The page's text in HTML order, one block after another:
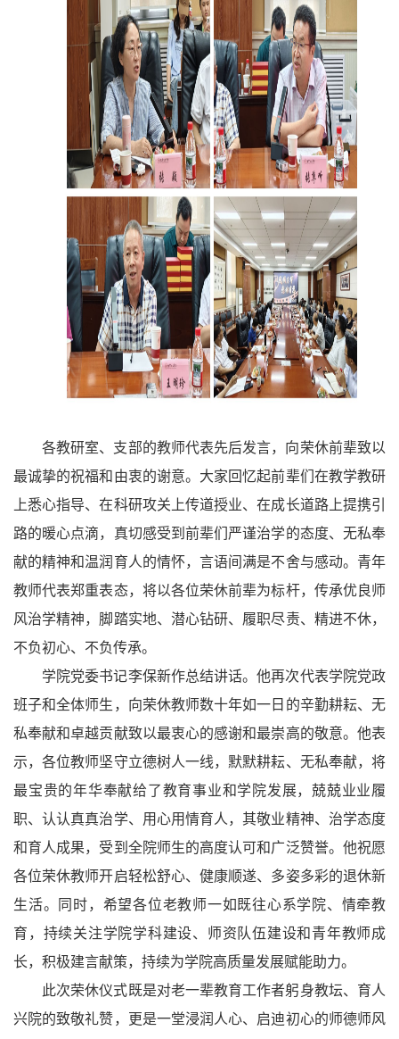
各教研室、支部的教师代表先后发言，向荣休前辈致以
最诚挚的祝福和由衷的谢意。大家回忆起前辈们在教学教研
上悉心指导、在科研攻关上传道授业、在成长道路上提携引
路的暖心点滴，真切感受到前辈们严谨治学的态度、无私奉
献的精神和温润育人的情怀，言语间满是不舍与感动。青年
教师代表郑重表态，将以各位荣休前辈为标杆，传承优良师
风治学精神，脚踏实地、潜心钻研、履职尽责、精进不休，
不负初心、不负传承。
学院党委书记李保新作总结讲话。他再次代表学院党政
班子和全体师生，向荣休教师数十年如一日的辛勤耕耘、无
私奉献和卓越贡献致以最衷心的感谢和最崇高的敬意。他表
示，各位教师坚守立德树人一线，默默耕耘、无私奉献，将
最宝贵的年华奉献给了教育事业和学院发展，兢兢业业履
职、认认真真治学、用心用情育人，其敬业精神、治学态度
和育人成果，受到全院师生的高度认可和广泛赞誉。他祝愿
各位荣休教师开启轻松舒心、健康顺遂、多姿多彩的退休新
生活。同时，希望各位老教师一如既往心系学院、情牵教
育，持续关注学院学科建设、师资队伍建设和青年教师成
长，积极建言献策，持续为学院高质量发展赋能助力。
此次荣休仪式既是对老一辈教育工作者躬身教坛、育人
兴院的致敬礼赞，更是一堂浸润人心、启迪初心的师德师风